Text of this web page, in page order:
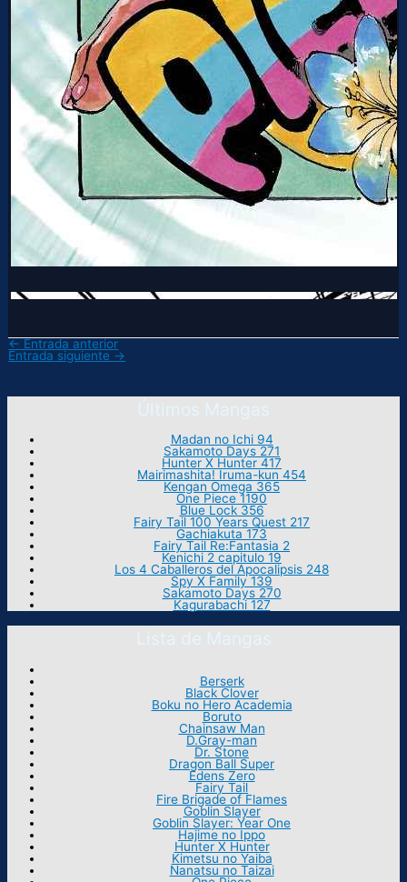
← Entrada anterior
Entrada siguiente →
Últimos Mangas
Madan no Ichi 94
Sakamoto Days 271
Hunter X Hunter 417
Mairimashita! Iruma-kun 454
Kengan Omega 365
One Piece 1190
Blue Lock 356
Fairy Tail 100 Years Quest 217
Gachiakuta 173
Fairy Tail Re:Fantasia 2
Kenichi 2 capitulo 19
Los 4 Caballeros del Apocalipsis 248
Spy X Family 139
Sakamoto Days 270
Kagurabachi 127
Lista de Mangas
Berserk
Black Clover
Boku no Hero Academia
Boruto
Chainsaw Man
D.Gray-man
Dr. Stone
Dragon Ball Super
Edens Zero
Fairy Tail
Fire Brigade of Flames
Goblin Slayer
Goblin Slayer: Year One
Hajime no Ippo
Hunter X Hunter
Kimetsu no Yaiba
Nanatsu no Taizai